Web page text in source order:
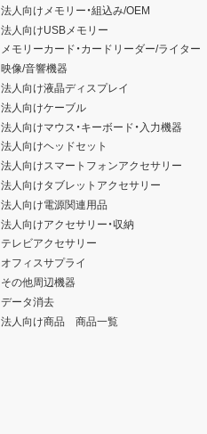
法人向けメモリー・組込み/OEM
法人向けUSBメモリー
メモリーカード・カードリーダー/ライター
映像/音響機器
法人向け液晶ディスプレイ
法人向けケーブル
法人向けマウス・キーボード・入力機器
法人向けヘッドセット
法人向けスマートフォンアクセサリー
法人向けタブレットアクセサリー
法人向け電源関連用品
法人向けアクセサリー・収納
テレビアクセサリー
オフィスサプライ
その他周辺機器
データ消去
法人向け商品 商品一覧